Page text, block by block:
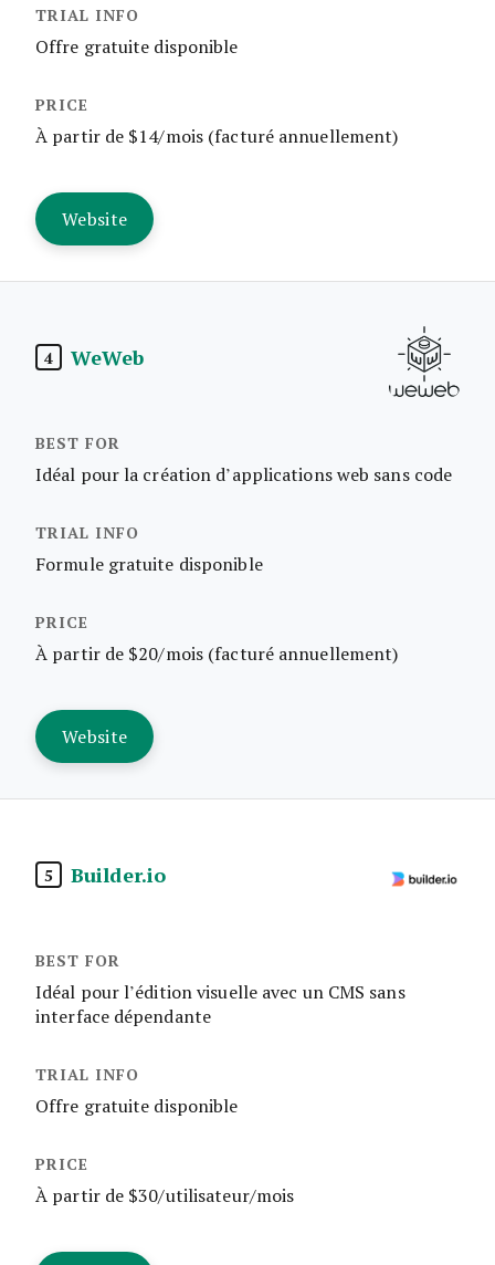
Offre gratuite disponible
À partir de $14/mois (facturé annuellement)
Website
4 WeWeb
Idéal pour la création d’applications web sans code
Formule gratuite disponible
À partir de $20/mois (facturé annuellement)
Website
5 Builder.io
Idéal pour l’édition visuelle avec un CMS sans
interface dépendante
Offre gratuite disponible
À partir de $30/utilisateur/mois